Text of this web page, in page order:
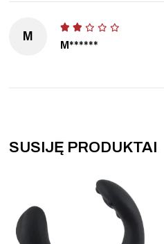
M
M******
SUSIJĘ PRODUKTAI